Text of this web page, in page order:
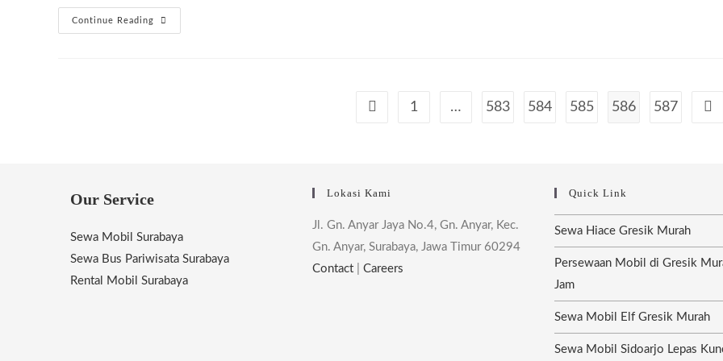
Continue Reading
Persewaan
Bus
Go to the previous page
1 … 583 584 585 586 587 Go
Our Service
Sewa Mobil Surabaya
Sewa Bus Pariwisata Surabaya
Rental Mobil Surabaya
Lokasi Kami
Jl. Gn. Anyar Jaya No.4, Gn. Anyar, Kec.
Gn. Anyar, Surabaya, Jawa Timur 60294
Contact
Careers
Quick Link
Sewa Hiace Gresik Murah
Persewaan Mobil di Gresik
Jam
Sewa Mobil Elf Gresik Murah
Sewa Mobil Sidoarjo Lepas